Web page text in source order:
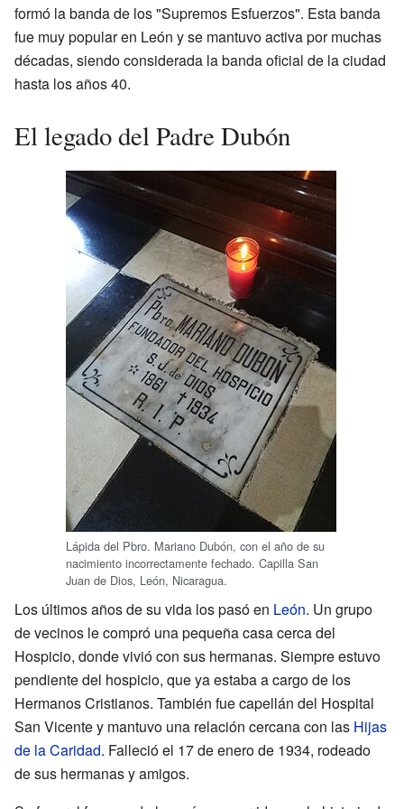
formó la banda de los "Supremos Esfuerzos". Esta banda
fue muy popular en León y se mantuvo activa por muchas
décadas, siendo considerada la banda oficial de la ciudad
hasta los años 40.
El legado del Padre Dubón
Lápida del Pbro. Mariano Dubón, con el año de su
nacimiento incorrectamente fechado. Capilla San
Juan de Dios, León, Nicaragua.
Los últimos años de su vida los pasó en León. Un grupo
de vecinos le compró una pequeña casa cerca del
Hospicio, donde vivió con sus hermanas. Siempre estuvo
pendiente del hospicio, que ya estaba a cargo de los
Hermanos Cristianos. También fue capellán del Hospital
San Vicente y mantuvo una relación cercana con las Hijas
de la Caridad. Falleció el 17 de enero de 1934, rodeado
de sus hermanas y amigos.